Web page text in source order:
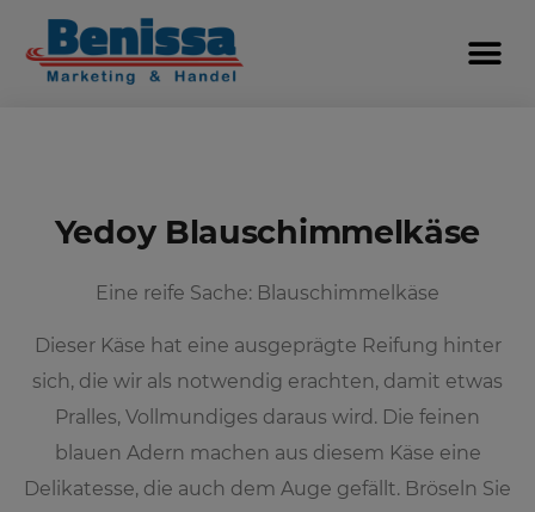
Yedoy Blauschimmelkäse
Eine reife Sache: Blauschimmelkäse
Dieser Käse hat eine ausgeprägte Reifung hinter
sich, die wir als notwendig erachten, damit etwas
Pralles, Vollmundiges daraus wird. Die feinen
blauen Adern machen aus diesem Käse eine
Delikatesse, die auch dem Auge gefällt. Bröseln Sie